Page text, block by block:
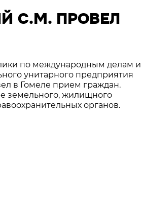
С.М. ПРОВЕЛ
по международным делам и
унитарного предприятия
в Гомеле прием граждан.
земельного, жилищного
органов.